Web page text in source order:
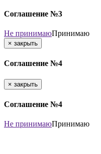
Соглашение №3
Не принимаюПринимаю
× закрыть
Соглашение №4
× закрыть
Соглашение №4
Не принимаюПринимаю